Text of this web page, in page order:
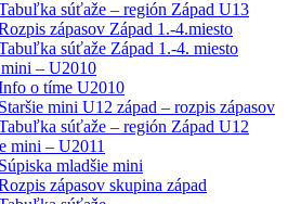
súťaže – región Západ U13
zápasov Západ 1.-4.miesto
súťaže Západ 1.-4. miesto
mini – U2010
o tíme U2010
Staršie mini U12 západ – rozpis zápasov
súťaže – región Západ U12
mini – U2011
Súpiska mladšie mini
zápasov skupina západ